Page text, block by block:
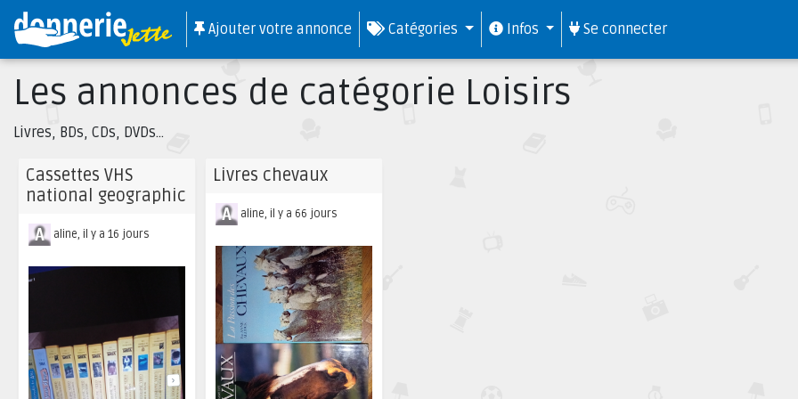
Ajouter votre annonce Catégories Infos Se connecter
Les annonces de catégorie Loisirs
Livres, BDs, CDs, DVDs...
Cassettes VHS
national geographic
aline, il y a 16 jours
Livres chevaux
aline, il y a 66 jours